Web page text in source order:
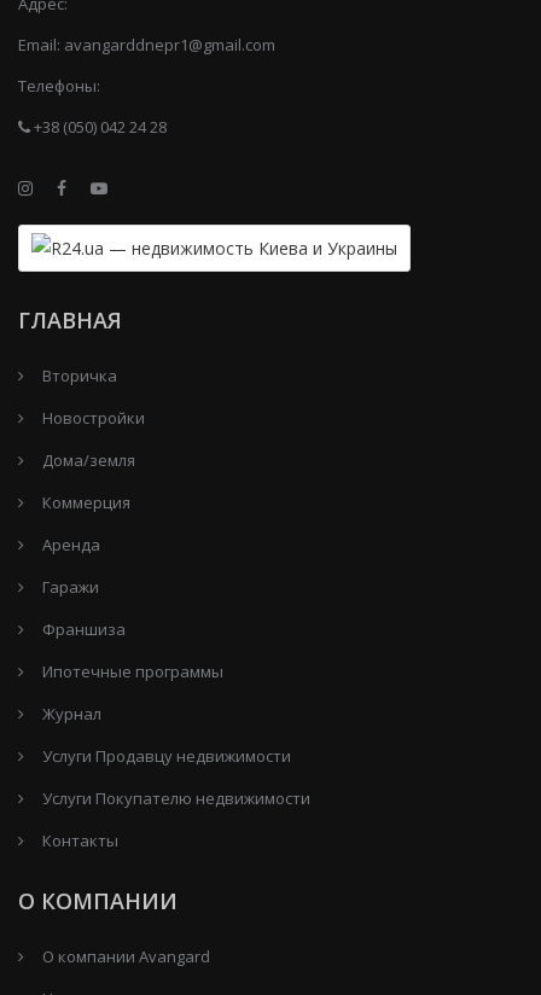
Email: avangarddnepr1@gmail.com
Телефоны:
+38 (050) 042 24 28
ГЛАВНАЯ
Вторичка
Новостройки
Дома/земля
Коммерция
Аренда
Гаражи
Франшиза
Ипотечные программы
Журнал
Услуги Продавцу недвижимости
Услуги Покупателю недвижимости
Контакты
О КОМПАНИИ
О компании Avangard